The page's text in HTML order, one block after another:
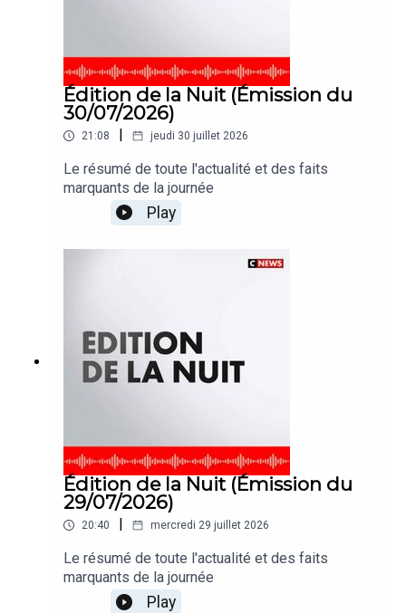
Édition de la Nuit (Émission du
30/07/2026)
21:08 jeudi 30 juillet 2026
Le résumé de toute l'actualité et des faits
marquants de la journée
Play
Édition de la Nuit (Émission du
29/07/2026)
20:40 mercredi 29 juillet 2026
Le résumé de toute l'actualité et des faits
marquants de la journée
Play